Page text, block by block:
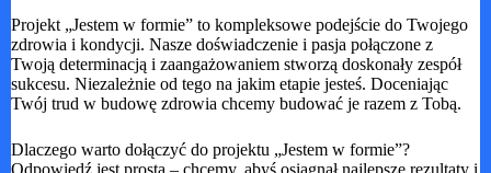
Projekt „Jestem w formie” to kompleksowe podejście do Twojego
zdrowia i kondycji. Nasze doświadczenie i pasja połączone z
Twoją determinacją i zaangażowaniem stworzą doskonały zespół
sukcesu. Niezależnie od tego na jakim etapie jesteś. Doceniając
Twój trud w budowę zdrowia chcemy budować je razem z Tobą.
Dlaczego warto dołączyć do projektu „Jestem w formie”?
Odpowiedź jest prosta – chcemy, abyś osiągnął najlepsze rezultaty i